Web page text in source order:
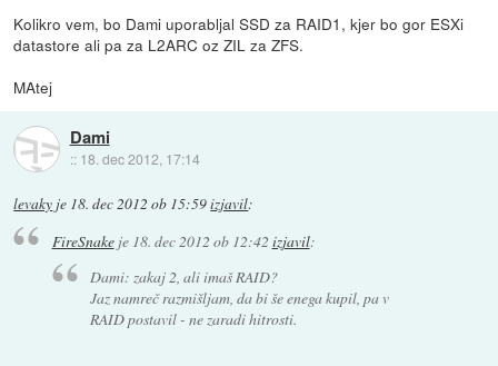
Kolikro vem, bo Dami uporabljal SSD za RAID1, kjer bo gor ESXi
datastore ali pa za L2ARC oz ZIL za ZFS.
MAtej
Dami
:: 18. dec 2012, 17:14
levaky je 18. dec 2012 ob 15:59izjavil:
FireSnakeje 18. dec 2012 ob 12:42 izjavil:
Dami: zakaj 2, ali imaš RAID?
Jaz namreč razmišljam, da bi še enega kupil, pa v
RAID postavil - ne zaradi hitrosti.